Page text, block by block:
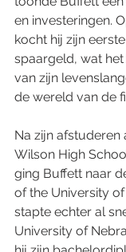
en investeringen.
kocht hij zijn
spaargeld, wat
van zijn
de wereld van de
Na zijn
Wilson High
ging Buffett naar
of the University
stapte echter al
University of